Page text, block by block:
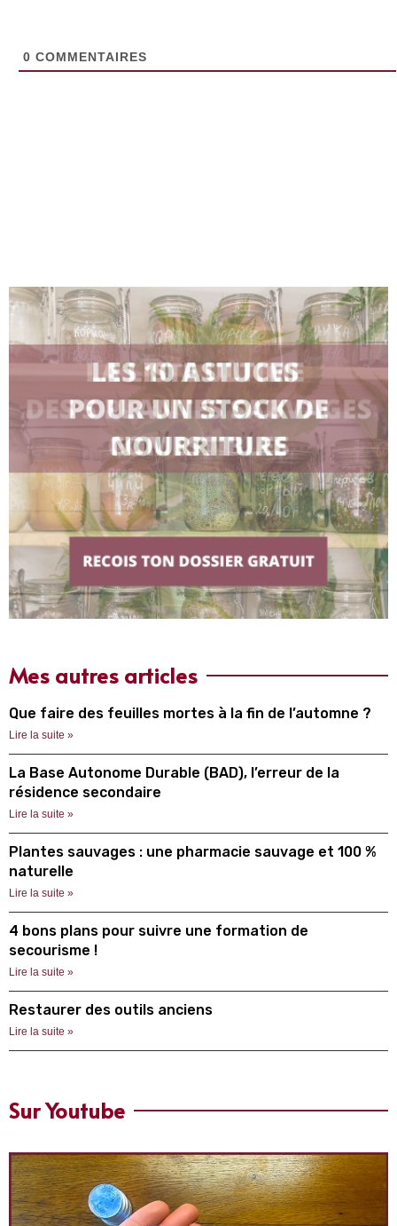
0 COMMENTAIRES
Mes autres articles
Que faire des feuilles mortes à la fin de l’automne ?
Lire la suite »
La Base Autonome Durable (BAD), l’erreur de la
résidence secondaire
Lire la suite »
Plantes sauvages : une pharmacie sauvage et 100 %
naturelle
Lire la suite »
4 bons plans pour suivre une formation de
secourisme !
Lire la suite »
Restaurer des outils anciens
Lire la suite »
Sur Youtube